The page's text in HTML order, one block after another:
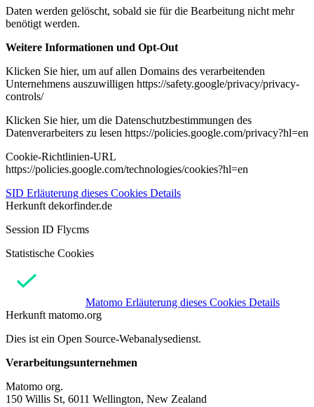
Daten werden gelöscht, sobald sie für die Bearbeitung nicht mehr
benötigt werden.
Weitere Informationen und Opt-Out
Klicken Sie hier, um auf allen Domains des verarbeitenden
Unternehmens auszuwilligen https://safety.google/privacy/privacy-
controls/
Klicken Sie hier, um die Datenschutzbestimmungen des
Datenverarbeiters zu lesen https://policies.google.com/privacy?hl=en
Cookie-Richtlinien-URL
https://policies.google.com/technologies/cookies?hl=en
SID Erläuterung dieses Cookies Details
Herkunft dekorfinder.de
Session ID Flycms
Statistische Cookies
Matomo Erläuterung dieses Cookies Details
Herkunft matomo.org
Dies ist ein Open Source-Webanalysedienst.
Verarbeitungsunternehmen
Matomo org.
150 Willis St, 6011 Wellington, New Zealand